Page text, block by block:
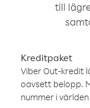
till
Kreditpaket
Viber Out-kredit
oavsett belopp.
nummer i